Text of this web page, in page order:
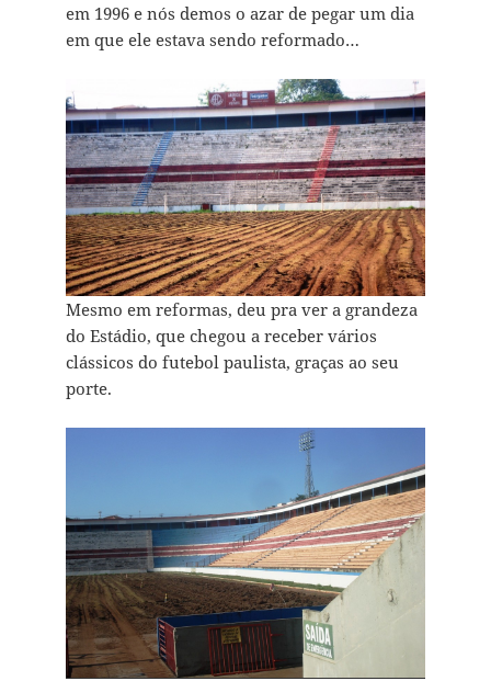
em 1996 e nós demos o azar de pegar um dia
em que ele estava sendo reformado…
Mesmo em reformas, deu pra ver a grandeza
do Estádio, que chegou a receber vários
clássicos do futebol paulista, graças ao seu
porte.